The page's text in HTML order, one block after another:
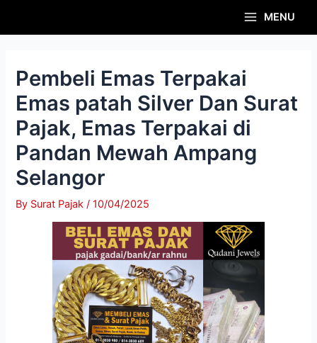
MainMENU
Pembeli Emas Terpakai
Emas patah Silver Dan Surat
Pajak, Emas Terpakai di
Pandan Mewah Ampang
Selangor
By Surat Pajak/10/04/2025